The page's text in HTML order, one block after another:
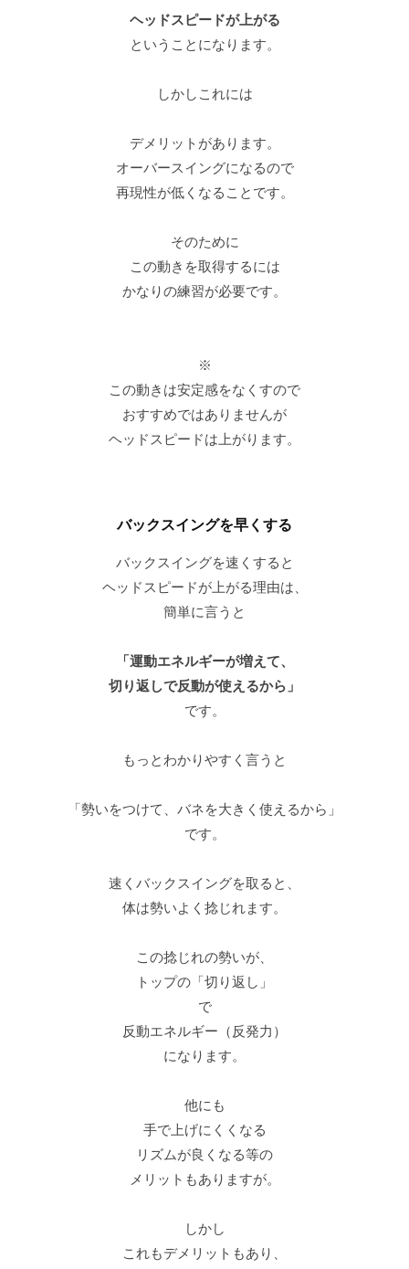
ヘッドスピードが上がる
ということになります。
しかしこれには
デメリットがあります。
オーバースイングになるので
再現性が低くなることです。
そのために
この動きを取得するには
かなりの練習が必要です。
※
この動きは安定感をなくすので
おすすめではありませんが
ヘッドスピードは上がります。
バックスイングを早くする
バックスイングを速くすると
ヘッドスピードが上がる理由は、
簡単に言うと
「運動エネルギーが増えて、
切り返しで反動が使えるから」
です。
もっとわかりやすく言うと
「勢いをつけて、バネを大きく使えるから」
です。
速くバックスイングを取ると、
体は勢いよく捻じれます。
この捻じれの勢いが、
トップの「切り返し」
で
反動エネルギー（反発力）
になります。
他にも
手で上げにくくなる
リズムが良くなる等の
メリットもありますが。
しかし
これもデメリットもあり、